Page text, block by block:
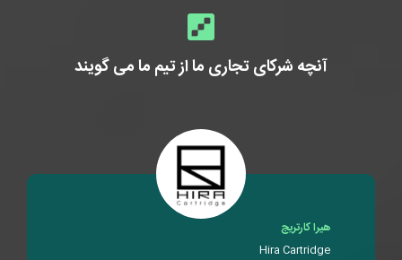
آنچه شرکای تجاری ما از تیم ما می گویند
هیرا کارتریج
Hira Cartridge